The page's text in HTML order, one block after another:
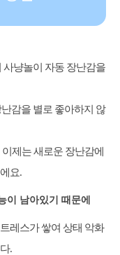
사냥놀이 자동 장난감을
감을 별로 좋아하지 않
제는 새로운 장난감에
요.
이 남아있기 때문에
레스가 쌓여 상태 악화
.